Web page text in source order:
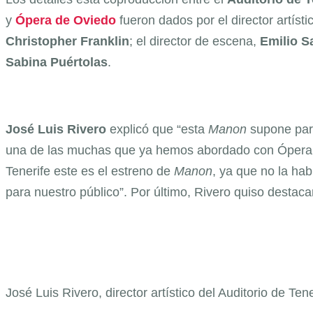
y Ópera de Oviedo fueron dados por el director
Christopher Franklin; el director de escena, Emilio
Sabina Puértolas.
José Luis Rivero explicó que “esta Manon supone
una de las muchas que ya hemos abordado con
Tenerife este es el estreno de Manon, ya que no la
para nuestro público”. Por último, Rivero quiso
José Luis Rivero, director artístico del Auditorio de